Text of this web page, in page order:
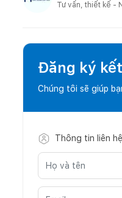
Tư vấn, thiết kế -
Đăng ký
Chúng tôi sẽ giúp
Thông tin liên hệ